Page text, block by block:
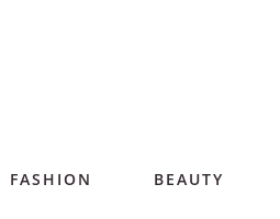
FASHION BEAUTY